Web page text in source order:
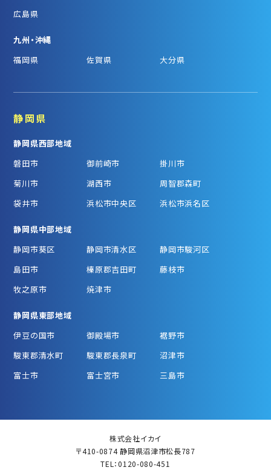
広島県
九州・沖縄
福岡県
佐賀県 大分県
静岡県
静岡県西部地域
磐田市
御前崎市
掛川市
菊川市
湖西市
周智郡森町
袋井市
浜松市中央区 浜松市浜名区
静岡県中部地域
静岡市葵区
静岡市清水区
静岡市駿河区
島田市
榛原郡吉田町
藤枝市
牧之原市
焼津市
静岡県東部地域
伊豆の国市
御殿場市
裾野市
駿東郡清水町
駿東郡長泉町
沼津市
富士市
富士宮市 三島市
株式会社イカイ
〒410-0874 静岡県沼津市松長787
TEL：0120-080-451